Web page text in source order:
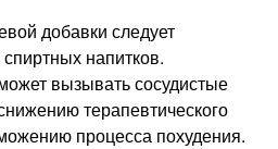
добавки следует
напитков.
вызывать сосудистые
терапевтического
процесса похудения.